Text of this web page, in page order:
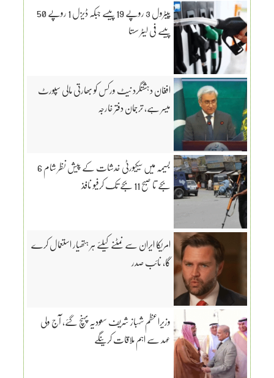
پیٹرول 3 روپے 19 پیسے جبکہ ڈیزل 1 روپے 50
پیسے فی لیٹر سستا
افغان دہشتگرد نیٹ ورکس کو بھارتی مالی سپورٹ
میسر ہے، ترجمان دفتر خارجہ
بسیمہ میں سیکیورٹی خدشات کے پیش نظر شام 6
بجے تا صبح 11 بجے تک کرفیو نافذ
امریکا ایران سے نمٹنے کیلئے ہر ہتھیار استعمال کرے
گا، نائب صدر
وزیراعظم شہباز شریف سعودیہ پہنچ گئے، آج ولی
عہد سے اہم ملاقات کرینگے